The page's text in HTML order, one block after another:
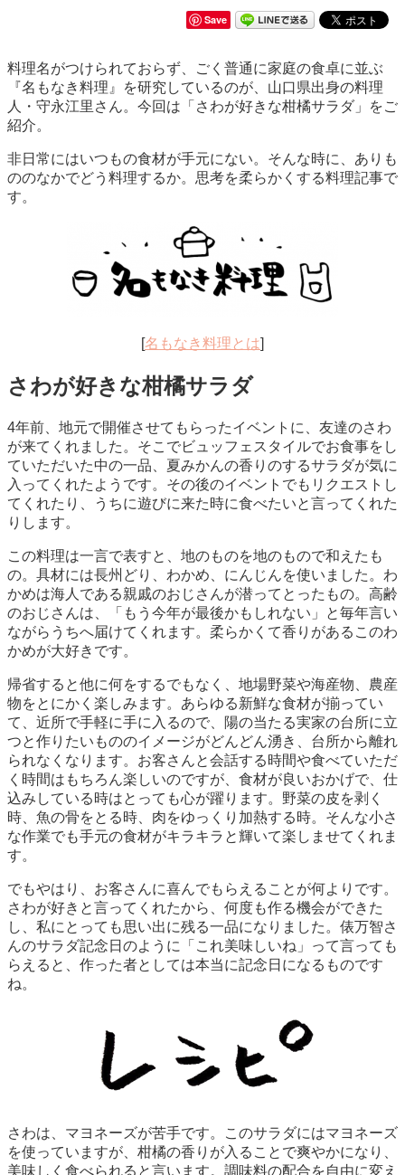
Save
料理名がつけられておらず、ごく普通に家庭の食卓に並ぶ
『名もなき料理』を研究しているのが、山口県出身の料理
人・守永江里さん。今回は「さわが好きな柑橘サラダ」をご
紹介。
非日常にはいつもの食材が手元にない。そんな時に、ありも
ののなかでどう料理するか。思考を柔らかくする料理記事で
す。
[名もなき料理とは]
さわが好きな柑橘サラダ
4年前、地元で開催させてもらったイベントに、友達のさわ
が来てくれました。そこでビュッフェスタイルでお食事をし
ていただいた中の一品、夏みかんの香りのするサラダが気に
入ってくれたようです。その後のイベントでもリクエストし
てくれたり、うちに遊びに来た時に食べたいと言ってくれた
りします。
この料理は一言で表すと、地のものを地のもので和えたも
の。具材には長州どり、わかめ、にんじんを使いました。わ
かめは海人である親戚のおじさんが潜ってとったもの。高齢
のおじさんは、「もう今年が最後かもしれない」と毎年言い
ながらうちへ届けてくれます。柔らかくて香りがあるこのわ
かめが大好きです。
帰省すると他に何をするでもなく、地場野菜や海産物、農産
物をとにかく楽しみます。あらゆる新鮮な食材が揃ってい
て、近所で手軽に手に入るので、陽の当たる実家の台所に立
つと作りたいもののイメージがどんどん湧き、台所から離れ
られなくなります。お客さんと会話する時間や食べていただ
く時間はもちろん楽しいのですが、食材が良いおかげで、仕
込みしている時はとっても心が躍ります。野菜の皮を剥く
時、魚の骨をとる時、肉をゆっくり加熱する時。そんな小さ
な作業でも手元の食材がキラキラと輝いて楽しませてくれま
す。
でもやはり、お客さんに喜んでもらえることが何よりです。
さわが好きと言ってくれたから、何度も作る機会ができた
し、私にとっても思い出に残る一品になりました。俵万智さ
んのサラダ記念日のように「これ美味しいね」って言っても
らえると、作った者としては本当に記念日になるものです
ね。
さわは、マヨネーズが苦手です。このサラダにはマヨネーズ
を使っていますが、柑橘の香りが入ることで爽やかになり、
美味しく食べられると言います。調味料の配合を自由に変え